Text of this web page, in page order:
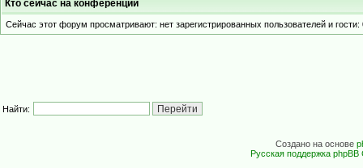
Кто сейчас на конференции
Сейчас этот форум просматривают: нет зарегистрированных пользователей и гости:
Найти:
Создано на основе
Русская поддержка phpBB